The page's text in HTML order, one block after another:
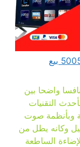
بيع تلفزيونات شاشات الكويت 50050623 بيع
واضحا بين
التقنيات
تصل 140و 150 بوصة وبأنظمة صوت
وكانه يطل من
الساطعة